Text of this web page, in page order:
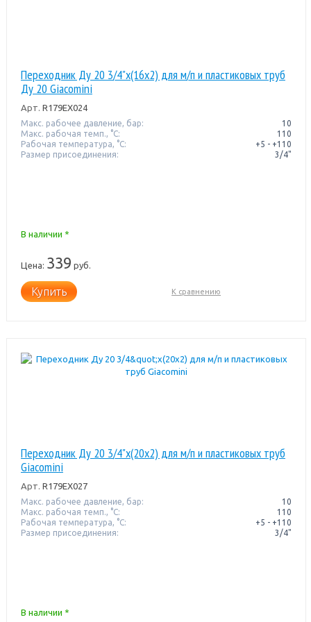
Переходник Ду 20 3/4"x(16x2) для м/п и пластиковых труб
Ду 20 Giacomini
Арт. R179EX024
Макс. рабочее давление, бар:
10
Макс. рабочая темп., °С:
110
Рабочая температура, °C:
+5 - +110
Размер присоединения:
3/4"
В наличии *
Цена: 339 руб.
Купить К сравнению
Переходник Ду 20 3/4"x(20x2) для м/п и пластиковых труб
Giacomini
Арт. R179EX027
Макс. рабочее давление, бар:
10
Макс. рабочая темп., °С:
110
Рабочая температура, °C:
+5 - +110
Размер присоединения:
3/4"
В наличии *